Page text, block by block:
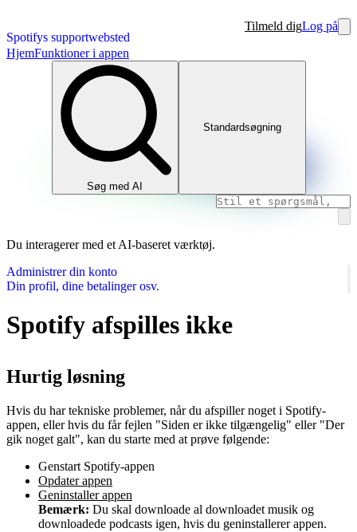
Spotifys supportwebsted
Tilmeld digLog på
HjemFunktioner i appen
Søg med AI
Standardsøgning
Du interagerer med et AI-baseret værktøj.
Administrer din konto
Din profil, dine betalinger osv.
Spotify afspilles ikke
Hurtig løsning
Hvis du har tekniske problemer, når du afspiller noget i Spotify-
appen, eller hvis du får fejlen "Siden er ikke tilgængelig" eller "Der
gik noget galt", kan du starte med at prøve følgende:
Genstart Spotify-appen
Opdater appen
Geninstaller appen
Bemærk: Du skal downloade al downloadet musik og
downloadede podcasts igen, hvis du geninstallerer appen.